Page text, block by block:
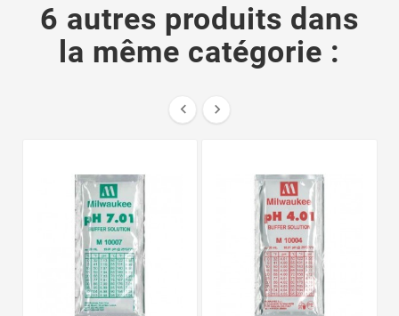
6 autres produits dans
la même catégorie :
 